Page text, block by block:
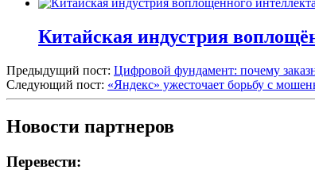
Китайская индустрия
Предыдущий пост: Цифровой фундамент: почему
Следующий пост: «Яндекс» ужесточает борьбу с
Новости партнеров
Перевести: